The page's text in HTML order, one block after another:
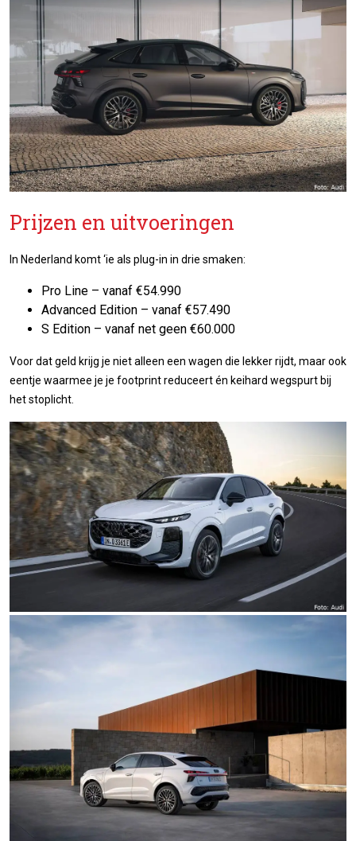
Prijzen en uitvoeringen
In Nederland komt ‘ie als plug-in in drie smaken:
Pro Line – vanaf €54.990
Advanced Edition – vanaf €57.490
S Edition – vanaf net geen €60.000
Voor dat geld krijg je niet alleen een wagen die lekker rijdt, maar ook
eentje waarmee je je footprint reduceert én keihard wegspurt bij
het stoplicht.